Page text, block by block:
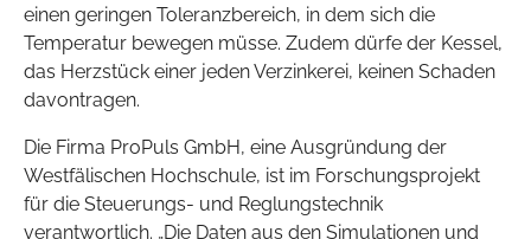
einen geringen Toleranzbereich, in dem sich die
Temperatur bewegen müsse. Zudem dürfe der Kessel,
das Herzstück einer jeden Verzinkerei, keinen Schaden
davontragen.
Die Firma ProPuls GmbH, eine Ausgründung der
Westfälischen Hochschule, ist im Forschungsprojekt
für die Steuerungs- und Reglungstechnik
verantwortlich. „Die Daten aus den Simulationen und